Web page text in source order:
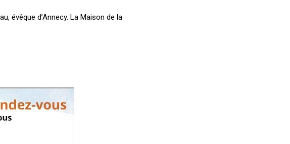
évêque d’Annecy. La Maison de la